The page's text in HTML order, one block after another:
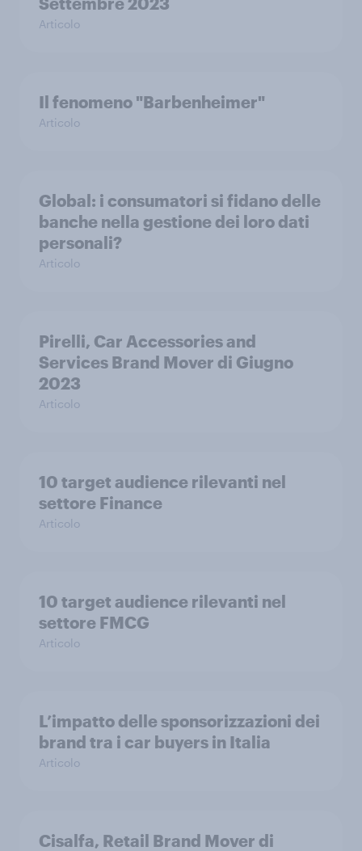
Articolo
Il fenomeno "Barbenheimer"
Articolo
Global: i consumatori si fidano delle
banche nella gestione dei loro dati
personali?
Articolo
Pirelli, Car Accessories and
Services Brand Mover di Giugno
2023
Articolo
10 target audience rilevanti nel
settore Finance
Articolo
10 target audience rilevanti nel
settore FMCG
Articolo
L’impatto delle sponsorizzazioni dei
brand tra i car buyers in Italia
Articolo
Cisalfa, Retail Brand Mover di